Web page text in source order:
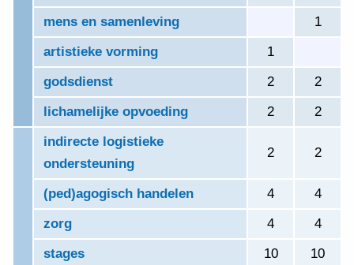
mens en samenleving
1
artistieke vorming
1
godsdienst
2
2
lichamelijke opvoeding
2
2
indirecte logistieke
ondersteuning
2 2
(ped)agogisch handelen 4
4
zorg
4
4
stages
10
10